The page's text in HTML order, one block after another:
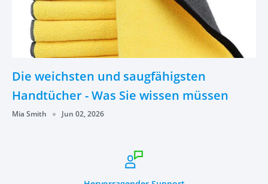
Die weichsten und saugfähigsten
Handtücher - Was Sie wissen müssen
Mia Smith Jun 02, 2026